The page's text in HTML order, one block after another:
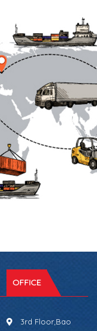
OFFICE
3rd Floor,Bao